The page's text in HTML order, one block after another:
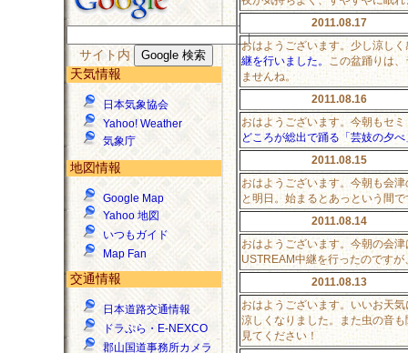
サイト内
天気情報
日本気象協会
Yahoo! Weather
気象庁
地図情報
Google Map
Yahoo 地図
いつもガイド
Map Fan
交通情報
日本道路交通情報
ドラぷら・E-NEXCO
郡山国道事務所カメラ
2011.08.17
おはようございます。少し涼し
継を行いました。この盆踊りは
ませんね。
2011.08.16
おはようございます。今朝もセ
どころが総出で踊る「芸妓の夕べ
2011.08.15
おはようございます。今朝も会
と明日。始まるとあっという間
2011.08.14
おはようございます。今朝の会
USTREAM中継を行ったのです
2011.08.13
おはようございます。いいお天
涼しくなりました。また虫の音
見てください！